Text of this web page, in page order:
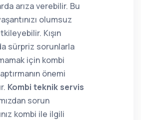
arıza verebilir. Bu
olumsuz
Kışın
sürpriz sorunlarla
için kombi
önemi
Kombi teknik servis
sorun
kombi ile ilgili